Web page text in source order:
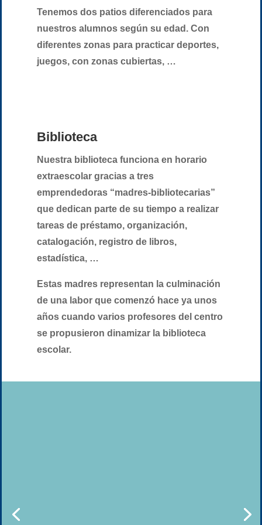
Tenemos dos patios diferenciados para
nuestros alumnos según su edad. Con
diferentes zonas para practicar deportes,
juegos, con zonas cubiertas, …
Biblioteca
Nuestra biblioteca funciona en horario
extraescolar gracias a tres
emprendedoras “madres-bibliotecarias”
que dedican parte de su tiempo a realizar
tareas de préstamo, organización,
catalogación, registro de libros,
estadística, …
Estas madres representan la culminación
de una labor que comenzó hace ya unos
años cuando varios profesores del centro
se propusieron dinamizar la biblioteca
escolar.